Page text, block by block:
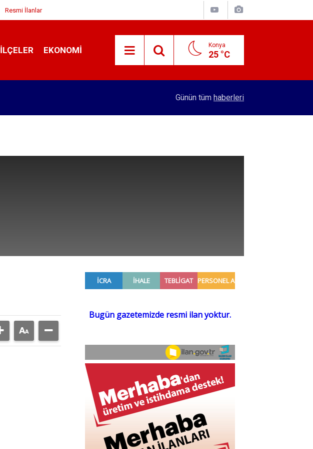
Resmi İlanlar
İLÇELER EKONOMI Konya
25 °C
Konyalı patron 70 bin TL maaşla personel
Günün tüm haberleri